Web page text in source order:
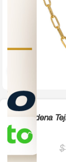
Cadena
$